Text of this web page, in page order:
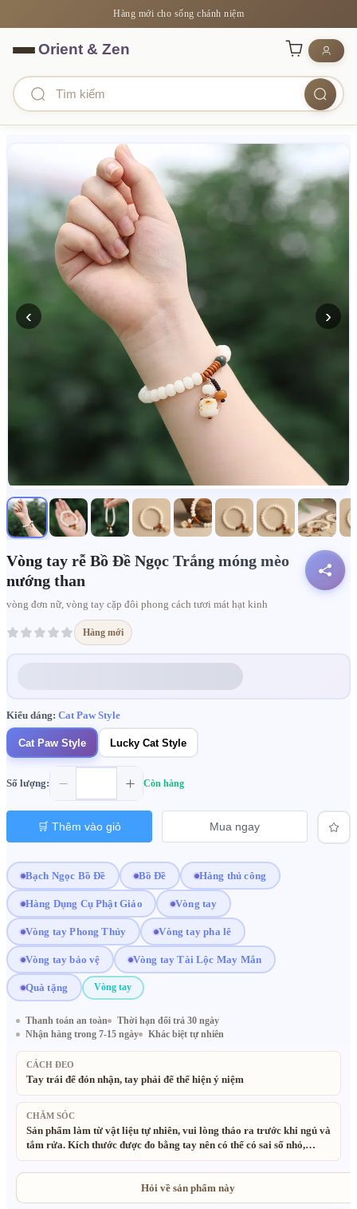
Hàng mới cho sống chánh niệm
‹ ›
Vòng tay rễ Bồ Đề Ngọc Trắng móng mèo
nướng than
vòng đơn nữ, vòng tay cặp đôi phong cách tươi mát hạt kinh
Bạch Ngọc Bồ Đề Bồ Đề Hàng thủ công
Hàng Dụng Cụ Phật Giáo Vòng tay
Vòng tay Phong Thủy Vòng tay pha lê
Vòng tay bảo vệ Vòng tay Tài Lộc May Mắn
Quà tặng Vòng tay
Hàng mới
Kiểu dáng: Cat Paw Style
Cat Paw Style Lucky Cat Style
Số lượng: Còn hàng
🛒 Thêm vào giỏ Mua ngay
Thanh toán an toàn
Thời hạn đổi trả 30 ngày
Nhận hàng trong 7-15 ngày
Khác biệt tự nhiên
CÁCH ĐEO
Tay trái để đón nhận, tay phải để thể hiện ý niệm
CHĂM SÓC
Sản phẩm làm từ vật liệu tự nhiên, vui lòng tháo ra trước khi ngủ và
tắm rửa. Kích thước được đo bằng tay nên có thể có sai số nhỏ,
mong quý khách thông cảm. Toàn bộ vật liệu đều là vật liệu tự
nhiên, thân thiện với môi trường. Sản phẩm được làm thủ công từ
nguyên liệu tự nhiên nên hình dáng hạt có thể không hoàn toàn đồng
đều. Màu sắc sản phẩm thực tế có thể hơi khác hình ảnh do hiệu ứng
Hỏi về sản phẩm này